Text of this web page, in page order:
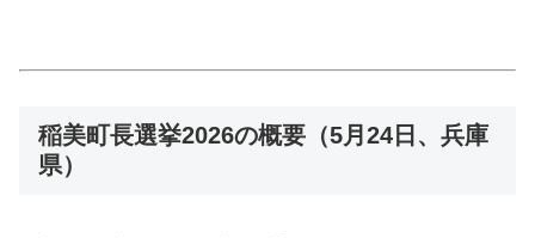
稲美町長選挙2026の概要（5月24日、兵庫
県）